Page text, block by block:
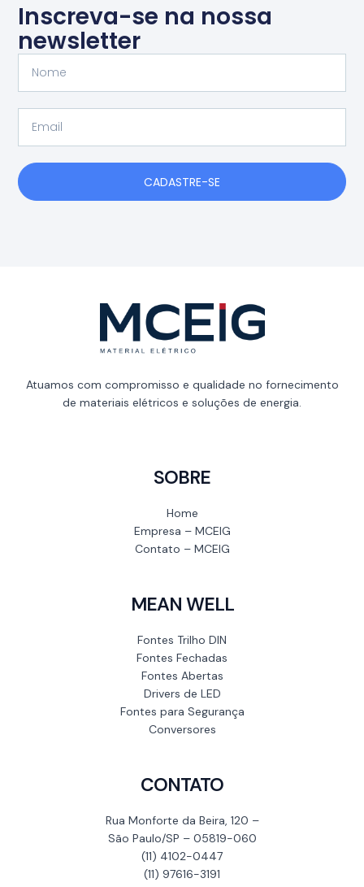
Inscreva-se na nossa
newsletter
CADASTRE-SE
Atuamos com compromisso e qualidade no fornecimento
de materiais elétricos e soluções de energia.
SOBRE
Home
Empresa – MCEIG
Contato – MCEIG
MEAN WELL
Fontes Trilho DIN
Fontes Fechadas
Fontes Abertas
Drivers de LED
Fontes para Segurança
Conversores
CONTATO
Rua Monforte da Beira, 120 –
São Paulo/SP – 05819-060
(11) 4102-0447
(11) 97616-3191